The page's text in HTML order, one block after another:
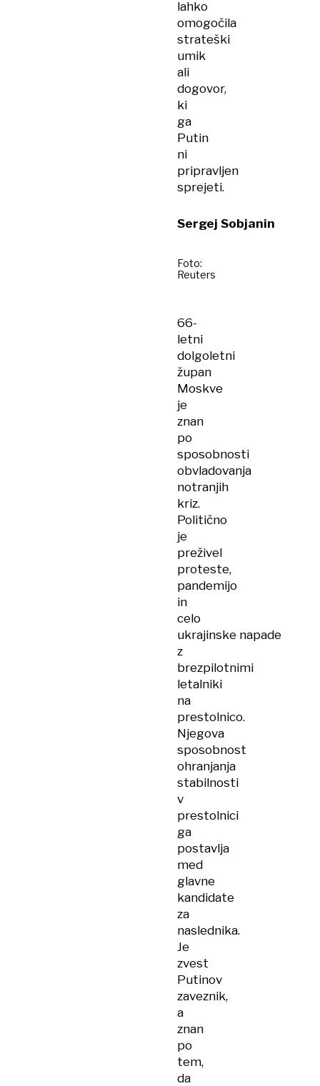
lahko
omogočila
strateški
umik
ali
dogovor,
ki
ga
Putin
ni
pripravljen
sprejeti.
Sergej Sobjanin
Foto:
Reuters
66-
letni
dolgoletni
župan
Moskve
je
znan
po
sposobnosti
obvladovanja
notranjih
kriz.
Politično
je
preživel
proteste,
pandemijo
in
celo
ukrajinske napade
z
brezpilotnimi
letalniki
na
prestolnico.
Njegova
sposobnost
ohranjanja
stabilnosti
v
prestolnici
ga
postavlja
med
glavne
kandidate
za
naslednika.
Je
zvest
Putinov
zaveznik,
a
znan
po
tem,
da